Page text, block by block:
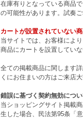
在庫有りとなっている商品
の可能性があります。試奏
カートが設置されていない
当サイトでは、お客様によ
商品にカートを設置してい
全ての掲載商品に関します
くにお住まいの方はご来店
錯誤に基づく契約無効につ
当ショッピングサイト掲載
生した場合、民法第95条「